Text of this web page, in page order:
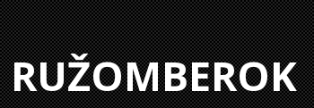
RUŽOMBEROK